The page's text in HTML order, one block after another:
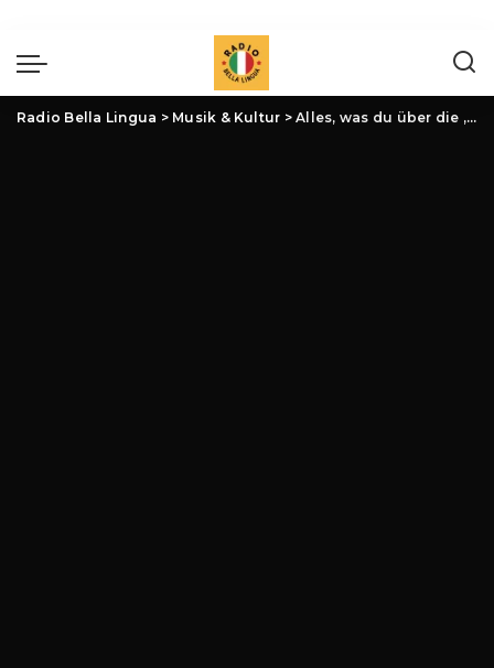
Radio Bella Lingua > Musik & Kultur >Alles, was du über die ‚Fiere del Libro‘ wissen musst – Dein Update für 2025 und darüber hinaus!